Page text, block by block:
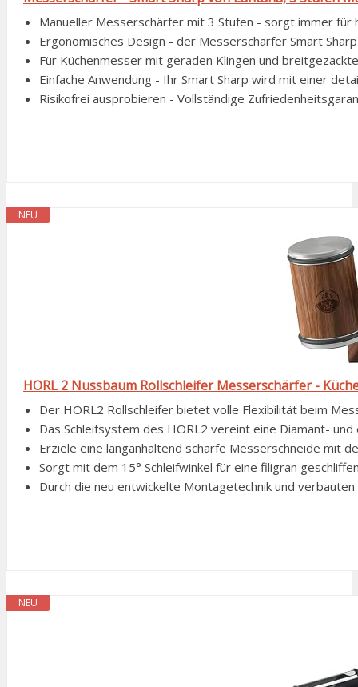
Manueller Messerschärfer mit 3 Stufen - sorgt immer für
Ergonomisches Design - der Messerschärfer Smart
Für Küchenmesser mit geraden Klingen und
Einfache Anwendung - Ihr Smart Sharp wird mit einer
Risikofrei ausprobieren - Vollständige
NEU
HORL 2 Nussbaum Rollschleifer Messerschärfer -
Der HORL2 Rollschleifer bietet volle Flexibilität beim
Das Schleifsystem des HORL2 vereint eine Diamant-
Erziele eine langanhaltend scharfe Messerschneide mit
Sorgt mit dem 15° Schleifwinkel für eine filigran
Durch die neu entwickelte Montagetechnik und
NEU